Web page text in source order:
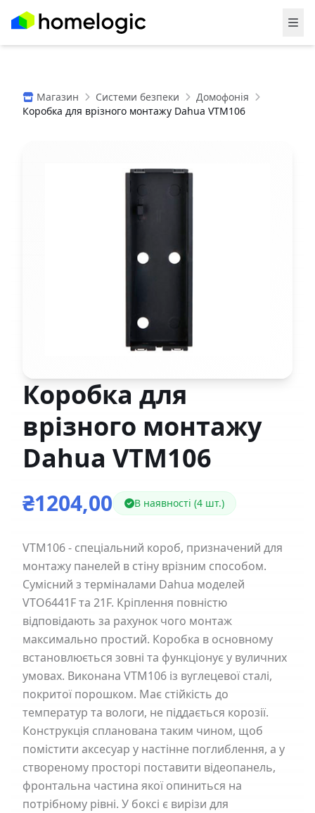
Магазин Системи безпеки
Домофонія
Коробка для врізного монтажу Dahua VTM106
Коробка для
врізного монтажу
Dahua VTM106
₴1204,00 В наявності (4 шт.)
VTM106 - спеціальний короб, призначений для
монтажу панелей в стіну врізним способом.
Сумісний з терміналами Dahua моделей
VTO6441F та 21F. Кріплення повністю
відповідають за рахунок чого монтаж
максимально простий. Коробка в основному
встановлюється зовні та функціонує у вуличних
умовах. Виконана VTM106 із вуглецевої сталі,
покритої порошком. Має стійкість до
температур та вологи, не піддається корозії.
Конструкція спланована таким чином, щоб
помістити аксесуар у настінне поглиблення, а у
створеному просторі поставити відеопанель,
фронтальна частина якої опиниться на
потрібному рівні. У боксі є вирізи для